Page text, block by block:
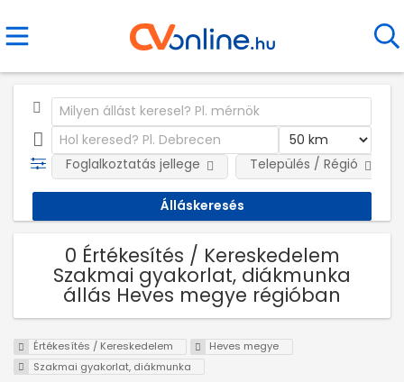
Foglalkoztatás jellege Település / Régió
0 Értékesítés / Kereskedelem
Szakmai gyakorlat, diákmunka
állás Heves megye régióban
Értékesítés / Kereskedelem
Heves megye
Szakmai gyakorlat, diákmunka